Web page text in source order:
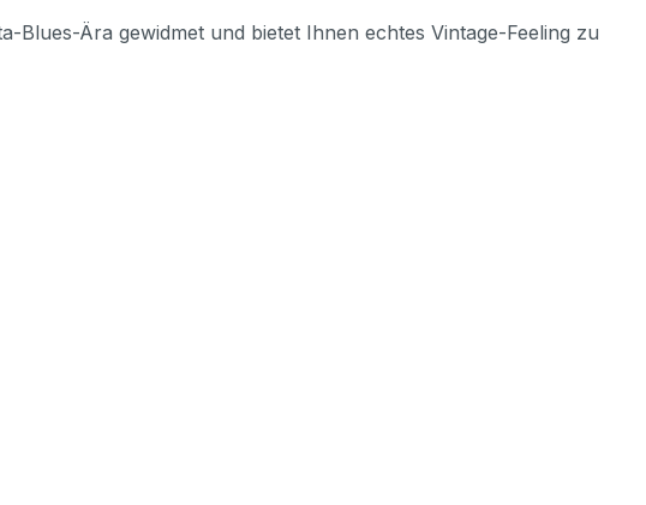
Blues-Ära gewidmet und bietet Ihnen echtes Vintage-Feeling zu